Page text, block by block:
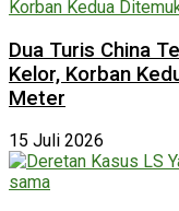
Dua Turis China
Kelor, Korban
Meter
15 Juli 2026